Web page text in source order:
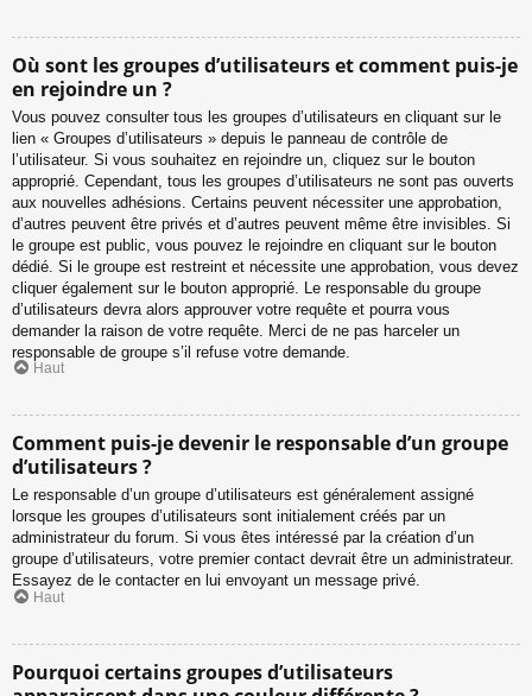
Où sont les groupes d’utilisateurs et comment puis-je
en rejoindre un ?
Vous pouvez consulter tous les groupes d’utilisateurs en cliquant sur le
lien « Groupes d’utilisateurs » depuis le panneau de contrôle de
l’utilisateur. Si vous souhaitez en rejoindre un, cliquez sur le bouton
approprié. Cependant, tous les groupes d’utilisateurs ne sont pas ouverts
aux nouvelles adhésions. Certains peuvent nécessiter une approbation,
d’autres peuvent être privés et d’autres peuvent même être invisibles. Si
le groupe est public, vous pouvez le rejoindre en cliquant sur le bouton
dédié. Si le groupe est restreint et nécessite une approbation, vous devez
cliquer également sur le bouton approprié. Le responsable du groupe
d’utilisateurs devra alors approuver votre requête et pourra vous
demander la raison de votre requête. Merci de ne pas harceler un
responsable de groupe s’il refuse votre demande.
Haut
Comment puis-je devenir le responsable d’un groupe
d’utilisateurs ?
Le responsable d’un groupe d’utilisateurs est généralement assigné
lorsque les groupes d’utilisateurs sont initialement créés par un
administrateur du forum. Si vous êtes intéressé par la création d’un
groupe d’utilisateurs, votre premier contact devrait être un administrateur.
Essayez de le contacter en lui envoyant un message privé.
Haut
Pourquoi certains groupes d’utilisateurs